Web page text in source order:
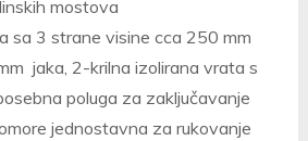
mostova
sa 3 strane visine cca 250 mm
jaka, 2-krilna izolirana vrata s
poluga za zaključavanje
jednostavna za rukovanje